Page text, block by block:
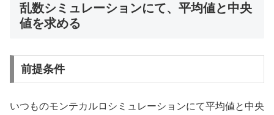
乱数シミュレーションにて、平均値と中央
値を求める
前提条件
いつものモンテカルロシミュレーションにて平均値と中央